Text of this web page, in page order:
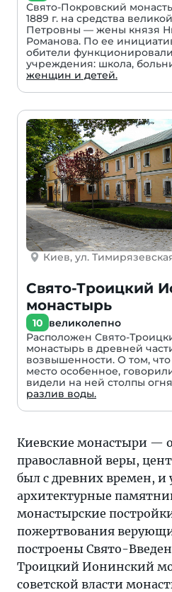
Свято-Покровский
1889 г. на средства
Петровны — жены князя
Романова. По ее
обители
учреждения: школа,
женщин и детей.
Киев, ул.
Свято-Троицкий
монастырь
10 великолепно
Расположен Свято-
монастырь в древней
возвышенности. О том,
место особенное,
видели на ней столпы
разлив воды.
Киевские монастыри —
православной веры,
был с древних времен, и
архитектурные
монастырские
пожертвования
построены Свято-
Троицкий Ионинский
советской власти